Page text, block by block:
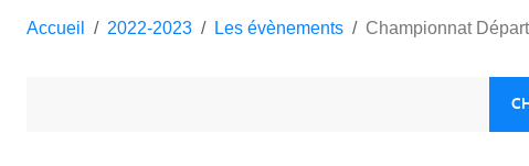
Accueil 2022-2023 Les évènements Championnat